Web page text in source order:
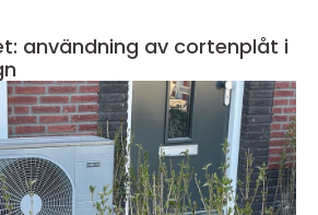
användning av cortenplåt i